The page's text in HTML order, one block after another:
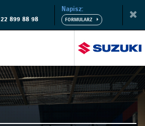
22 899 88 98
Napisz: